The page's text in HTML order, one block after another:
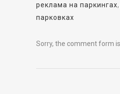
реклама на паркингах,
парковках
Sorry, the comment form